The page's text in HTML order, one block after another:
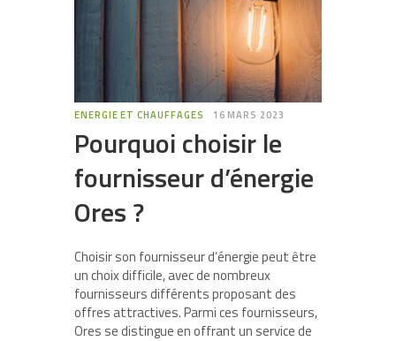
ENERGIE ET CHAUFFAGES 16 MARS 2023
Pourquoi choisir le
fournisseur d’énergie
Ores ?
Choisir son fournisseur d’énergie peut être
un choix difficile, avec de nombreux
fournisseurs différents proposant des
offres attractives. Parmi ces fournisseurs,
Ores se distingue en offrant un service de